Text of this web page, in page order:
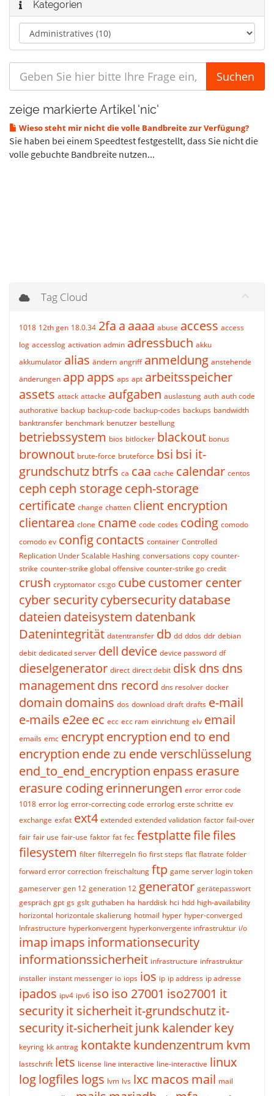
Kategorien
zeige markierte Artikel 'nic'
Wieso steht mir nicht die volle Bandbreite zur Verfügung?
Sie haben bei einem Speedtest festgestellt, dass Sie nicht die
volle gebuchte Bandbreite nutzen...
Tag Cloud
1018 12th gen 18.0.34 2fa a aaaa abuse access access
log accesslog activation admin adressbuch akku
akkumulator alias ändern angriff anmeldung anstehende
änderungen appapps aps apt arbeitsspeicher
assets attack attacke aufgaben auslastung auth auth code
authorative backup backup-code backup-codes backups bandwidth
banktransfer benchmark benutzer bestellung
betriebssystem bios bitlocker blackout bonus
brownout brute-force bruteforce bsi bsi it-
grundschutzbtrfs ca caa cache calendar centos
ceph ceph storageceph-storage
certificate change chatten client encryption
clientarea clone cname code codes coding comodo
comodo ev configcontacts container Controlled
Replication Under Scalable Hashing conversations copy counter-
strike counter-strike global offensive counter-strike go credit
crush cryptomator cs:go cubecustomer center
cyber securitycybersecuritydatabase
dateien dateisystem datenbank
Datenintegrität datentransfer db dd ddos ddr debian
debit dedicated server dell device device password df
dieselgenerator direct direct debit disk dns dns
managementdns record dns resolver docker
domain domains dos download draft drafts e-mail
e-mails e2eeec ecc ecc ram einrichtung elv email
emails emc encryptencryption end to end
encryption ende zu ende verschlüsselung
end_to_end_encryption enpass erasure
erasure codingerinnerungen error error code
1018 error log error-correcting code errorlog erste schritte ev
exchange exfat ext4 extended extended validation factor fail-over
fair fair use fair-use faktor fat fec festplattefilefiles
filesystem filter filterregeln fio first steps flat flatrate folder
forward error correction freischaltung ftp game server login token
gameserver gen 12 generation 12 generator gerätepasswort
gespräch gpt gs gslt guthaben ha harddisk hci hdd high-availability
horizontal horizontale skalierung hotmail hyper hyper-converged
Infrastructure hyperkonvergent hyperkonvergente infrastruktur i/o
imapimaps informationsecurity
informationssicherheit infrastructure infrastruktur
installer instant messenger io iops ios ip ip address ip adresse
ipados ipv4 ipv6 iso iso 27001 iso27001 it
securityit sicherheitit-grundschutzit-
securityit-sicherheitjunk kalenderkey
keyring kk antrag kontaktekundenzentrum kvm
lastschrift lets license line interactive line-interactive linux
loglogfiles logs lvm lvs lxc macos mail mail